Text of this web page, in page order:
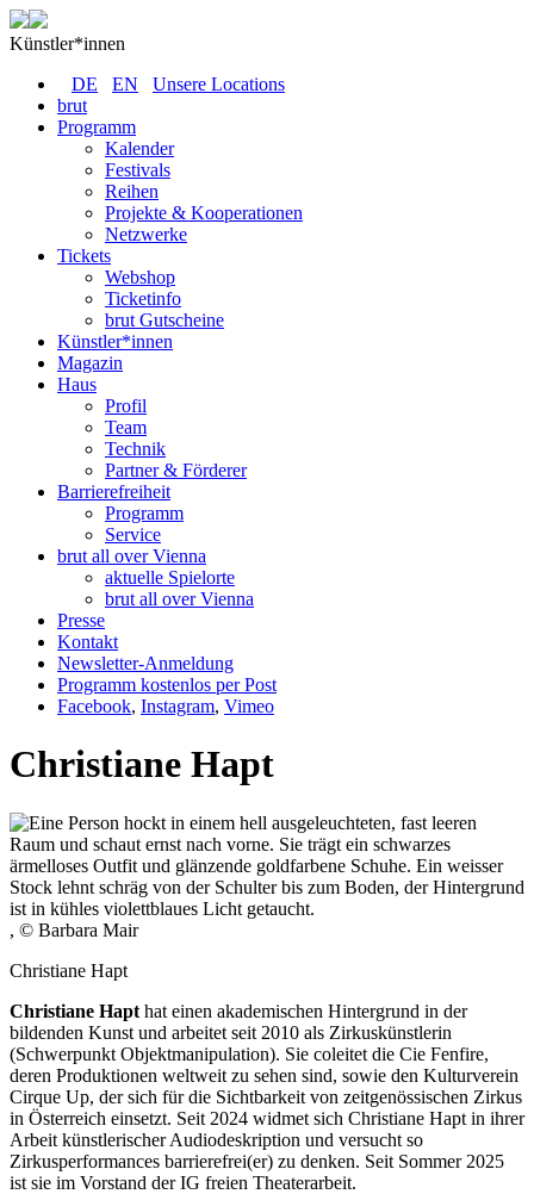
Künstler*innen
DE
EN
Unsere Locations
brut
Programm
Kalender
Festivals
Reihen
Projekte & Kooperationen
Netzwerke
Tickets
Webshop
Ticketinfo
brut Gutscheine
Künstler*innen
Magazin
Haus
Profil
Team
Technik
Partner & Förderer
Barrierefreiheit
Programm
Service
brut all over Vienna
aktuelle Spielorte
brut all over Vienna
Presse
Kontakt
Newsletter-Anmeldung
Programm kostenlos per Post
Facebook, Instagram, Vimeo
Christiane Hapt
, © Barbara Mair
Christiane Hapt
Christiane Hapt hat einen akademischen Hintergrund in der
bildenden Kunst und arbeitet seit 2010 als Zirkuskünstlerin
(Schwerpunkt Objektmanipulation). Sie coleitet die Cie Fenfire,
deren Produktionen weltweit zu sehen sind, sowie den Kulturverein
Cirque Up, der sich für die Sichtbarkeit von zeitgenössischen Zirkus
in Österreich einsetzt. Seit 2024 widmet sich Christiane Hapt in ihrer
Arbeit künstlerischer Audiodeskription und versucht so
Zirkusperformances barrierefrei(er) zu denken. Seit Sommer 2025
ist sie im Vorstand der IG freien Theaterarbeit.